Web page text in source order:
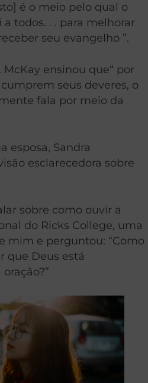
é o meio pelo qual o
todos. . . para melhorar
seu evangelho ”.
ensinou que“ por
seus deveres, o
fala por meio da
esposa, Sandra
esclarecedora sobre
sobre como ouvir a
do Ricks College, uma
mim e perguntou: “Como
que Deus está